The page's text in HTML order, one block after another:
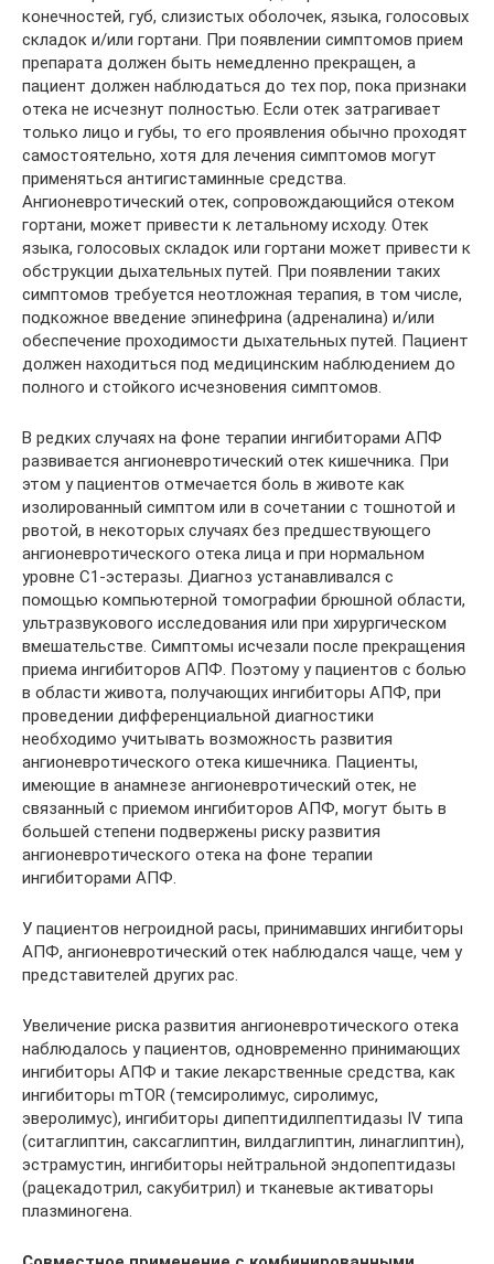
конечностей, губ, слизистых оболочек, языка, голосовых
складок и/или гортани. При появлении симптомов прием
препарата должен быть немедленно прекращен, а
пациент должен наблюдаться до тех пор, пока признаки
отека не исчезнут полностью. Если отек затрагивает
только лицо и губы, то его проявления обычно проходят
самостоятельно, хотя для лечения симптомов могут
применяться антигистаминные средства.
Ангионевротический отек, сопровождающийся отеком
гортани, может привести к летальному исходу. Отек
языка, голосовых складок или гортани может привести к
обструкции дыхательных путей. При появлении таких
симптомов требуется неотложная терапия, в том числе,
подкожное введение эпинефрина (адреналина) и/или
обеспечение проходимости дыхательных путей. Пациент
должен находиться под медицинским наблюдением до
полного и стойкого исчезновения симптомов.
В редких случаях на фоне терапии ингибиторами АПФ
развивается ангионевротический отек кишечника. При
этом у пациентов отмечается боль в животе как
изолированный симптом или в сочетании с тошнотой и
рвотой, в некоторых случаях без предшествующего
ангионевротического отека лица и при нормальном
уровне С1-эстеразы. Диагноз устанавливался с
помощью компьютерной томографии брюшной области,
ультразвукового исследования или при хирургическом
вмешательстве. Симптомы исчезали после прекращения
приема ингибиторов АПФ. Поэтому у пациентов с болью
в области живота, получающих ингибиторы АПФ, при
проведении дифференциальной диагностики
необходимо учитывать возможность развития
ангионевротического отека кишечника. Пациенты,
имеющие в анамнезе ангионевротический отек, не
связанный с приемом ингибиторов АПФ, могут быть в
большей степени подвержены риску развития
ангионевротического отека на фоне терапии
ингибиторами АПФ.
У пациентов негроидной расы, принимавших ингибиторы
АПФ, ангионевротический отек наблюдался чаще, чем у
представителей других рас.
Увеличение риска развития ангионевротического отека
наблюдалось у пациентов, одновременно принимающих
ингибиторы АПФ и такие лекарственные средства, как
ингибиторы mTOR (темсиролимус, сиролимус,
эверолимус), ингибиторы дипептидилпептидазы IV типа
(ситаглиптин, саксаглиптин, вилдаглиптин, линаглиптин),
эстрамустин, ингибиторы нейтральной эндопептидазы
(рацекадотрил, сакубитрил) и тканевые активаторы
плазминогена.